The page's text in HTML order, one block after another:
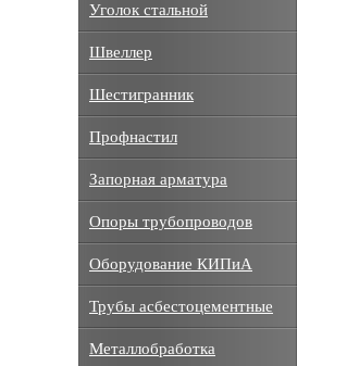
Уголок стальной
Швеллер
Шестигранник
Профнастил
Запорная арматура
Опоры трубопроводов
Оборудование КИПиА
Трубы асбестоцементные
Металлобработка